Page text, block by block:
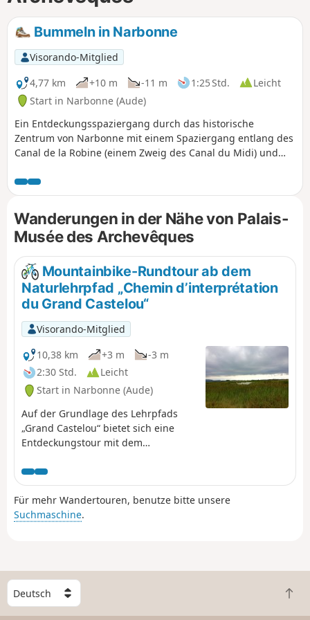
Bummeln in Narbonne
Visorando-Mitglied
4,77 km
+10 m -11 m 1:25 Std.
Leicht
Start in Narbonne (Aude)
Ein Entdeckungsspaziergang durch das historische
Zentrum von Narbonne mit einem Spaziergang entlang des
Canal de la Robine (einem Zweig des Canal du Midi) und
Stadt zu entdecken, wie den Palais de l'Archevêché, die
Kathedrale Saint-Juste et Saint-Pasteur, die Pont des
Marchands, das Maison des Trois Nourrices und nicht zu
vergessen die prächtigen Markthallen.
Wanderungen in der Nähe von Palais-
Musée des Archevêques
Mountainbike-Rundtour ab dem
Naturlehrpfad „Chemin d’interprétation
du Grand Castelou“
Visorando-Mitglied
10,38 km
+3 m
-3 m
2:30 Std.
Leicht
Start in Narbonne (Aude)
Auf der Grundlage des Lehrpfads
„Grand Castelou“ bietet sich eine
Entdeckungstour mit dem
an.
Für mehr Wandertouren, benutze bitte unsere
Suchmaschine.
W
ä
h
Z
u